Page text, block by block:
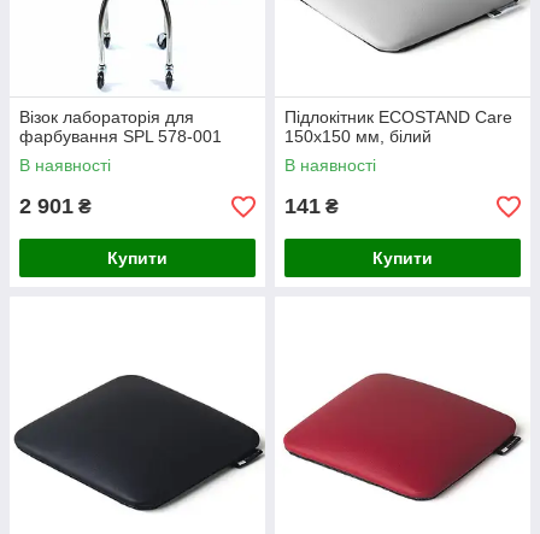
Візок лабораторія для
фарбування SPL 578-001
В наявності
2 901 ₴
Купити
Підлокітник ECOSTAND Care
150х150 мм, білий
В наявності
141 ₴
Купити